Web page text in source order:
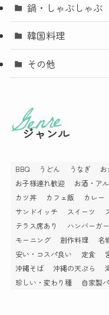
鍋・しゃぶしゃぶ
韓国料理
その他
ジャンル
BBQ うどん うなぎ
お子様連れ歓迎
お酒・ア
カツ丼
カフェ飯 カレー
サンドイッチ
スイーツ
テラス席あり
ハンバーガー
モーニング
創作料理 名
安い・コスパ良い
定食
沖縄そば
沖縄の天ぷら
珍しい・変わり種
自家製